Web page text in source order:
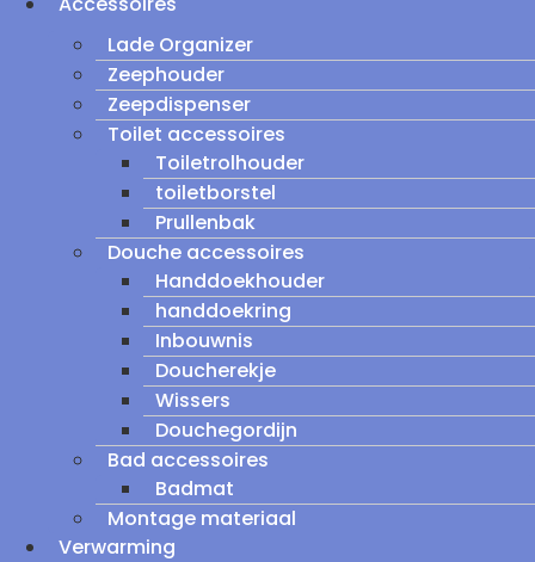
Lade Organizer
Zeephouder
Zeepdispenser
Toilet accessoires
Toiletrolhouder
toiletborstel
Prullenbak
Douche accessoires
Handdoekhouder
handdoekring
Inbouwnis
Doucherekje
Wissers
Douchegordijn
Bad accessoires
Badmat
Montage materiaal
Verwarming